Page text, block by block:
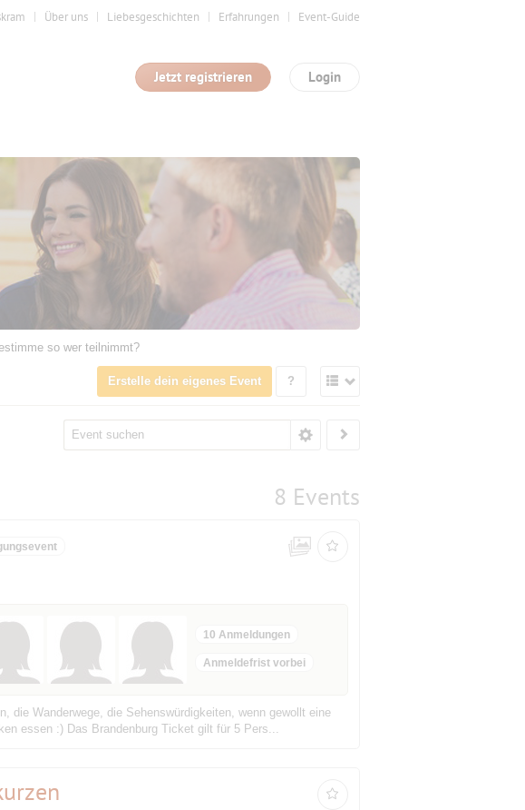
Über uns Liebesgeschichten Erfahrungen Event-Guide
Login
Jetzt registrieren
so wer teilnimmt?
Erstelle dein eigenes Event ?
8 Events
10 Anmeldungen
Anmeldefrist vorbei
die Wanderwege, die Sehenswürdigkeiten, wenn gewollt eine
essen :) Das Brandenburg Ticket gilt für 5 Pers...